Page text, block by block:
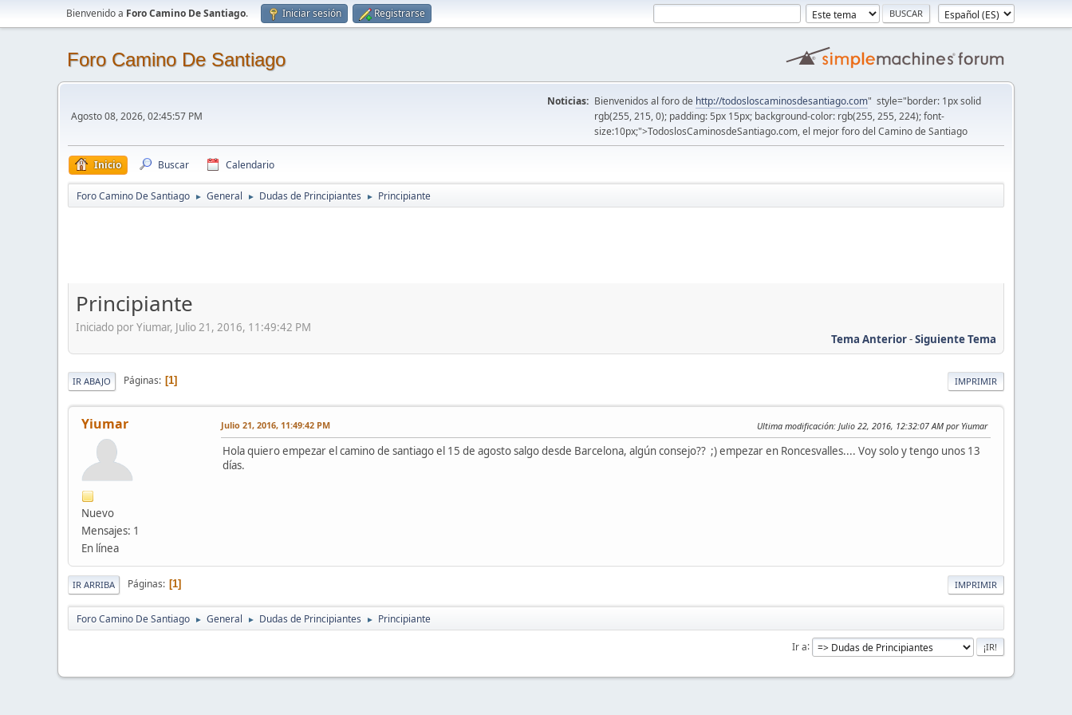
Bienvenido a Foro Camino De Santiago. Iniciar sesión Registrarse
Foro Camino De Santiago
Agosto 08, 2026, 02:45:57 PM
Noticias: Bienvenidos al foro de http://todosloscaminosdesantiago.com" style="border: 1px solid
rgb(255, 215, 0); padding: 5px 15px; background-color: rgb(255, 255, 224); font-
size:10px;">TodoslosCaminosdeSantiago.com, el mejor foro del Camino de Santiago
Inicio Buscar Calendario
Foro Camino De Santiago ► General ► Dudas de Principiantes ► Principiante
Principiante
Iniciado por Yiumar, Julio 21, 2016, 11:49:42 PM
Tema Anterior-Siguiente Tema
IMPRIMIR
IR ABAJO Páginas 1
Yiumar
Nuevo
Mensajes: 1
En línea
Julio 21, 2016, 11:49:42 PM Ultima modificación: Julio 22, 2016, 12:32:07 AM por Yiumar
Hola quiero empezar el camino de santiago el 15 de agosto salgo desde Barcelona, algún consejo?? ;) empezar en Roncesvalles.... Voy solo y tengo unos 13
días.
IMPRIMIR
IR ARRIBA Páginas 1
Foro Camino De Santiago ► General ► Dudas de Principiantes ► Principiante
Ir a